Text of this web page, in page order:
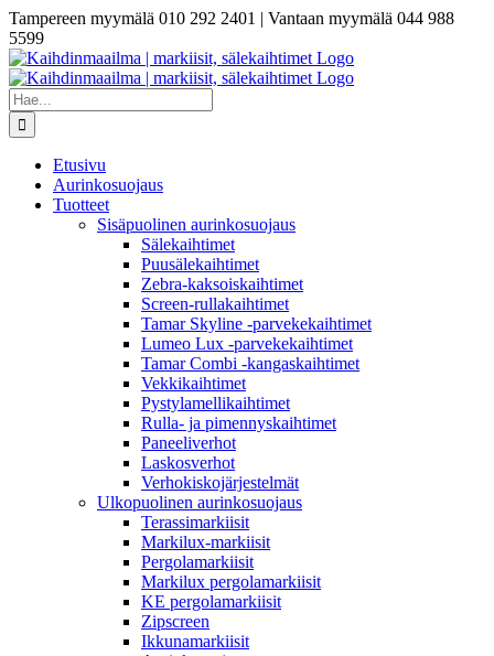
Skip
to
content
Tampereen myymälä 010 292 2401 | Vantaan myymälä 044 988
5599
Etsi
...
Etusivu
Aurinkosuojaus
Tuotteet
Sisäpuolinen aurinkosuojaus
Sälekaihtimet
Puusälekaihtimet
Zebra-kaksoiskaihtimet
Screen-rullakaihtimet
Tamar Skyline -parvekekaihtimet
Lumeo Lux -parvekekaihtimet
Tamar Combi -kangaskaihtimet
Vekkikaihtimet
Pystylamellikaihtimet
Rulla- ja pimennyskaihtimet
Paneeliverhot
Laskosverhot
Verhokiskojärjestelmät
Ulkopuolinen aurinkosuojaus
Terassimarkiisit
Markilux-markiisit
Pergolamarkiisit
Markilux pergolamarkiisit
KE pergolamarkiisit
Zipscreen
Ikkunamarkiisit